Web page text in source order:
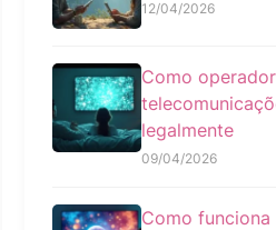
12/04/2026
Como
legalmente
09/04/2026
Como